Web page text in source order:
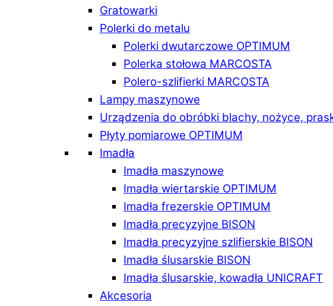
Gratowarki
Polerki do metalu
Polerki dwutarczowe OPTIMUM
Polerka stołowa MARCOSTA
Polero-szlifierki MARCOSTA
Lampy maszynowe
Urządzenia do obróbki blachy, nożyce,
Płyty pomiarowe OPTIMUM
Imadła
Imadła maszynowe
Imadła wiertarskie OPTIMUM
Imadła frezerskie OPTIMUM
Imadła precyzyjne BISON
Imadła precyzyjne szlifierskie BISON
Imadła ślusarskie BISON
Imadła ślusarskie, kowadła UNICRAFT
Akcesoria